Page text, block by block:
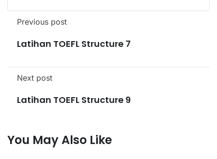
Previous post
Latihan TOEFL Structure 7
Next post
Latihan TOEFL Structure 9
You May Also Like